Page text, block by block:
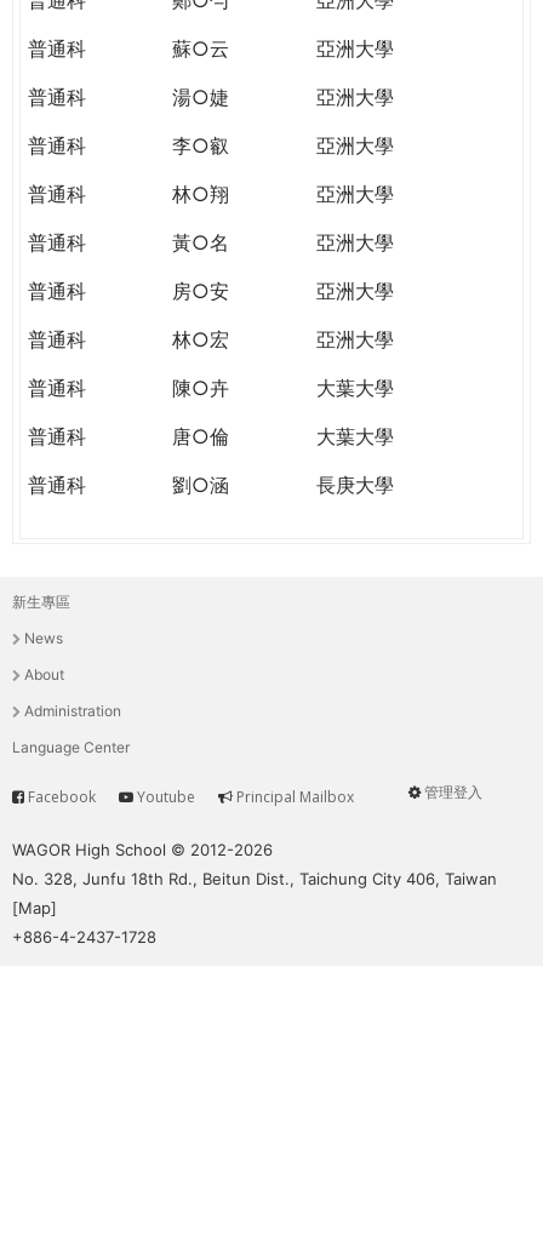
普通科
蘇○云
亞洲大學
普通科
湯○婕
亞洲大學
普通科
李○叡
亞洲大學
普通科
林○翔
亞洲大學
普通科
黃○名
亞洲大學
普通科
房○安
亞洲大學
普通科
林○宏
亞洲大學
普通科
陳○卉
大葉大學
普通科
唐○倫
大葉大學
普通科
劉○涵 長庚大學
主
選
單
新生專區
News
About
Administration
Language Center
User
管理登入
Service
Facebook Youtube Principal Mailbox
WAGOR High School © 2012-2026
No. 328, Junfu 18th Rd., Beitun Dist., Taichung City 406, Taiwan
[Map]
+886-4-2437-1728